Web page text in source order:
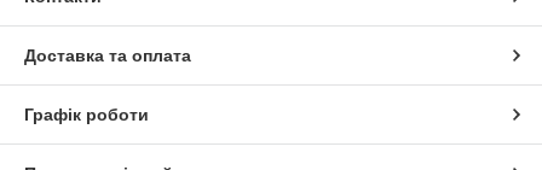
Доставка та оплата
Графік роботи